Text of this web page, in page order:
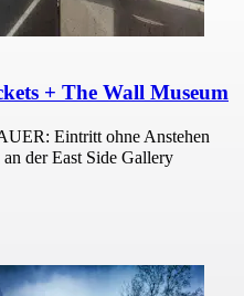
+ The Wall Museum
Eintritt ohne Anstehen
der East Side Gallery